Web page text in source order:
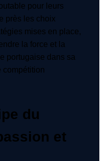
pour leurs
près les choix
mises en place,
la force et la
portugaise dans sa
compétition
du
et